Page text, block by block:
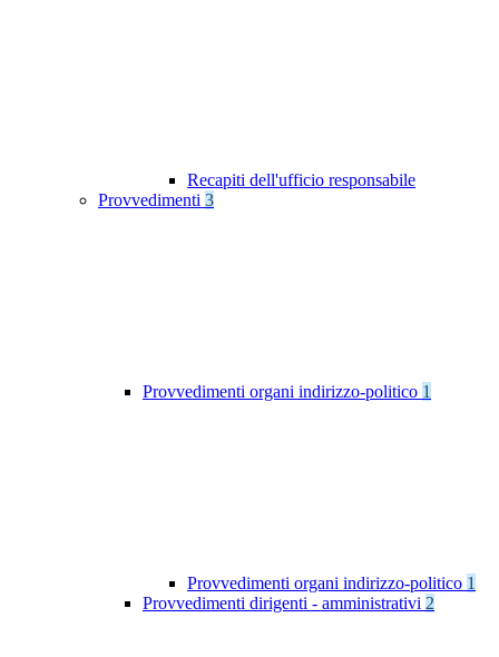
Recapiti dell'ufficio responsabile
Provvedimenti 3
Provvedimenti organi indirizzo-politico 1
Provvedimenti organi indirizzo-politico 1
Provvedimenti dirigenti - amministrativi 2